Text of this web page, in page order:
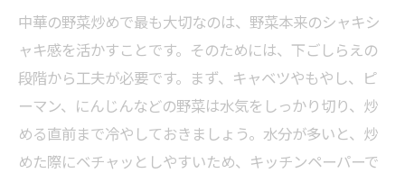
中華の野菜炒めで最も大切なのは、野菜本来のシャキシ
ャキ感を活かすことです。そのためには、下ごしらえの
段階から工夫が必要です。まず、キャベツやもやし、ピ
ーマン、にんじんなどの野菜は水気をしっかり切り、炒
める直前まで冷やしておきましょう。水分が多いと、炒
めた際にベチャッとしやすいため、キッチンペーパーで